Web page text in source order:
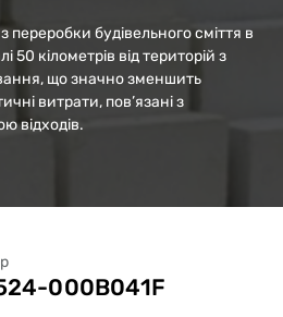
будівельного сміття в
50 кілометрів від територій з
що значно зменшить
витрати, пов’язані з
відходів.
000B041F